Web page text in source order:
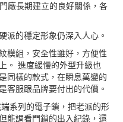
廠長期建立的良好關係，各
派的穩定形象仍深入人心。
模組，安全性雖好，方便性
。 進度緩慢的外型升級也
同樣的款式，在瞬息萬變的
客服跟品牌要付出的代價。
系列的電子鎖，把老派的形
能調看門鎖的出入紀錄，還